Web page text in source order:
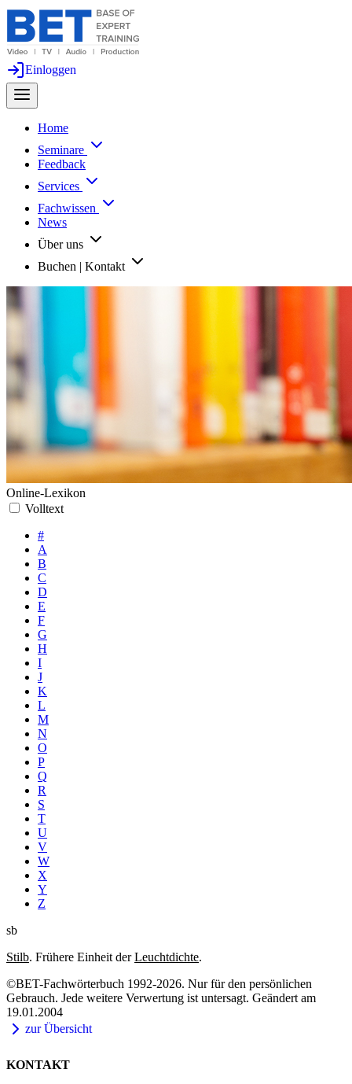
Einloggen
Home
Seminare
Feedback
Services
Fachwissen
News
Über uns
Buchen | Kontakt
Online-Lexikon
Volltext
#
A
B
C
D
E
F
G
H
I
J
K
L
M
N
O
P
Q
R
S
T
U
V
W
X
Y
Z
sb
Stilb. Frühere Einheit derLeuchtdichte.
©BET-Fachwörterbuch 1992-2026. Nur für den persönlichen
Gebrauch. Jede weitere Verwertung ist untersagt. Geändert am
19.01.2004
zur Übersicht
KONTAKT